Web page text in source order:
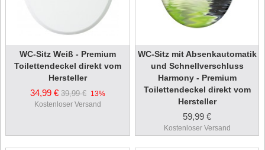
WC-Sitz Weiß - Premium
Toilettendeckel direkt vom
Hersteller
34,99 €39,99 € 13%
Kostenloser Versand
WC-Sitz mit Absenkautomatik
und Schnellverschluss
Harmony - Premium
Toilettendeckel direkt vom
Hersteller
59,99 €
Kostenloser Versand